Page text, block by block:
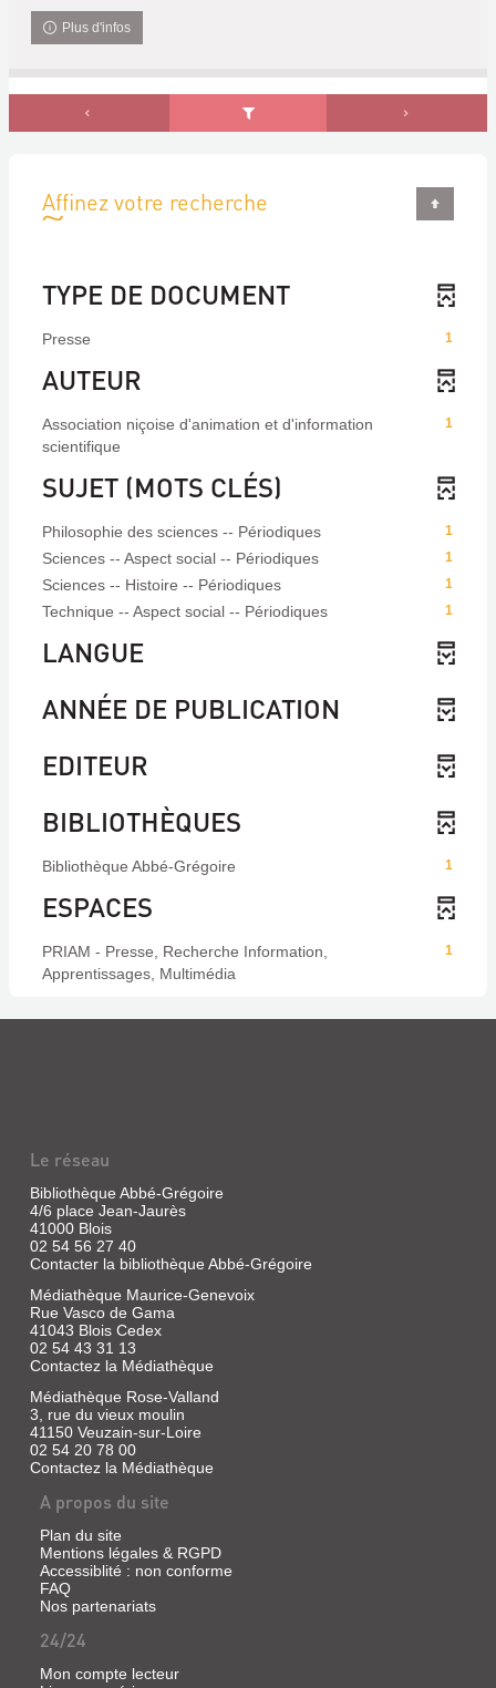
Plus d'infos
Affinez votre recherche
TYPE DE DOCUMENT
1
Presse
AUTEUR
1
Association niçoise d'animation et d'information
scientifique
SUJET (MOTS CLÉS)
1
Philosophie des sciences -- Périodiques
1
Sciences -- Aspect social -- Périodiques
1
Sciences -- Histoire -- Périodiques
1
Technique -- Aspect social -- Périodiques
LANGUE
ANNÉE DE PUBLICATION
EDITEUR
BIBLIOTHÈQUES
1
Bibliothèque Abbé-Grégoire
ESPACES
1
PRIAM - Presse, Recherche Information,
Apprentissages, Multimédia
Le réseau
Bibliothèque Abbé-Grégoire
4/6 place Jean-Jaurès
41000 Blois
02 54 56 27 40
Contacter la bibliothèque Abbé-Grégoire
Médiathèque Maurice-Genevoix
Rue Vasco de Gama
41043 Blois Cedex
02 54 43 31 13
Contactez la Médiathèque
Médiathèque Rose-Valland
3, rue du vieux moulin
41150 Veuzain-sur-Loire
02 54 20 78 00
Contactez la Médiathèque
A propos du site
Plan du site
Mentions légales & RGPD
Accessiblité : non conforme
FAQ
Nos partenariats
24/24
Mon compte lecteur